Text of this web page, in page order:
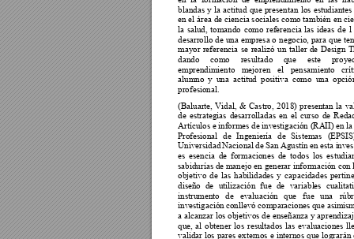
blandas y la actitud que presentan los estudiantes
en el área de ciencia sociales como también en
la salud, tomando como referencia las ideas de l
desarrollo de una empresa o negocio, para que
mayor referencia se realizó un taller de Design
dando
como resultado que este
emprendimiento mejoren el pensamiento
alumno y una actitud positiva como una
profesional.
(Baluarte, Vidal, & Castro, 2018) presentan la
de estrategias desarrolladas en el curso de
Artículos e informes de investigación (RAII) en l
Profesional de Ingeniería de Sistemas
Universidad Nacional de San Agustín en esta i
es esencia de formaciones de todos los
sabidurías de manejo en generar información
objetivo de las habilidades y capacidades
diseño de utilización fue de variables
instrumento de evaluación que fue una
investigación conllevó comparaciones que asi
a alcanzar los objetivos de enseñanza y
que, al obtener los resultados las evaluaciones
validar los pares externos e internos que lograrán